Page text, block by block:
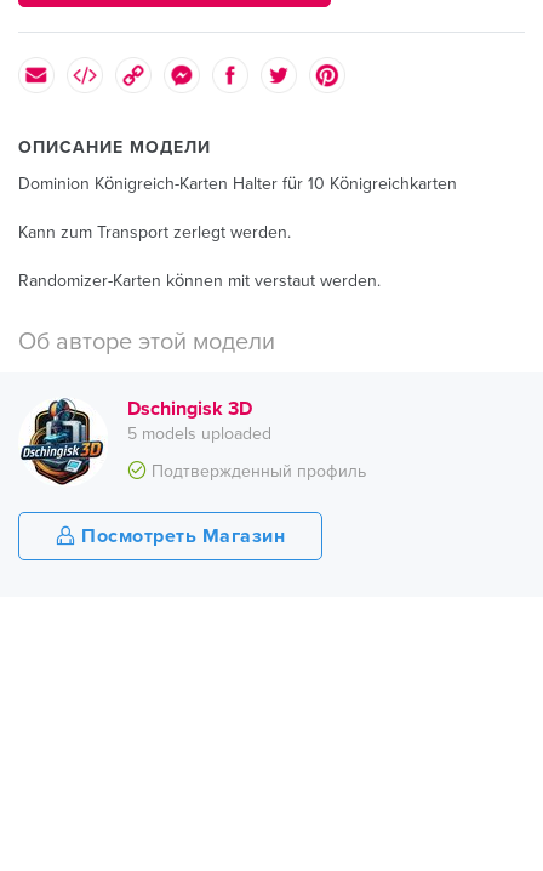
ОПИСАНИЕ МОДЕЛИ
Dominion Königreich-Karten Halter für 10 Königreichkarten
Kann zum Transport zerlegt werden.
Randomizer-Karten können mit verstaut werden.
Об авторе этой модели
Dschingisk 3D
5 models uploaded
Подтвержденный профиль
Посмотреть Магазин